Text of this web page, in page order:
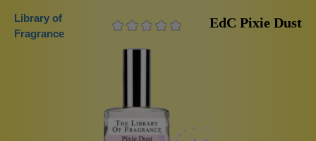
Library of
Fragrance
EdC Pixie Dust